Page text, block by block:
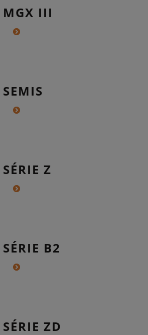
MGX III
SEMIS
SÉRIE Z
SÉRIE B2
SÉRIE ZD